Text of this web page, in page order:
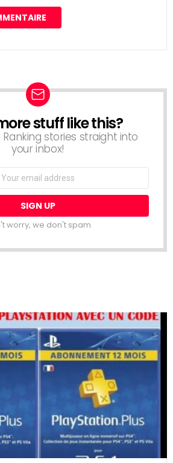
stuff like this?
stories straight into
your inbox!
worry, we don't spam